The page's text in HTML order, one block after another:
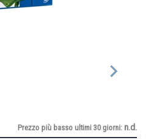
Prezzo più basso ultimi 30 giorni: n.d.